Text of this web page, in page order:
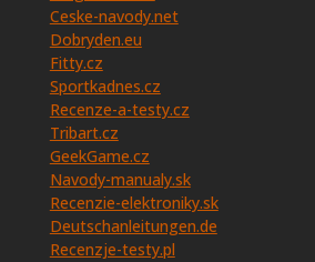
Ceske-navody.net
Dobryden.eu
Fitty.cz
Sportkadnes.cz
Recenze-a-testy.cz
Tribart.cz
GeekGame.cz
Navody-manualy.sk
Recenzie-elektroniky.sk
Deutschanleitungen.de
Recenzje-testy.pl